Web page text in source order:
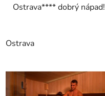
Ostrava**** dobrý nápad!
Ostrava